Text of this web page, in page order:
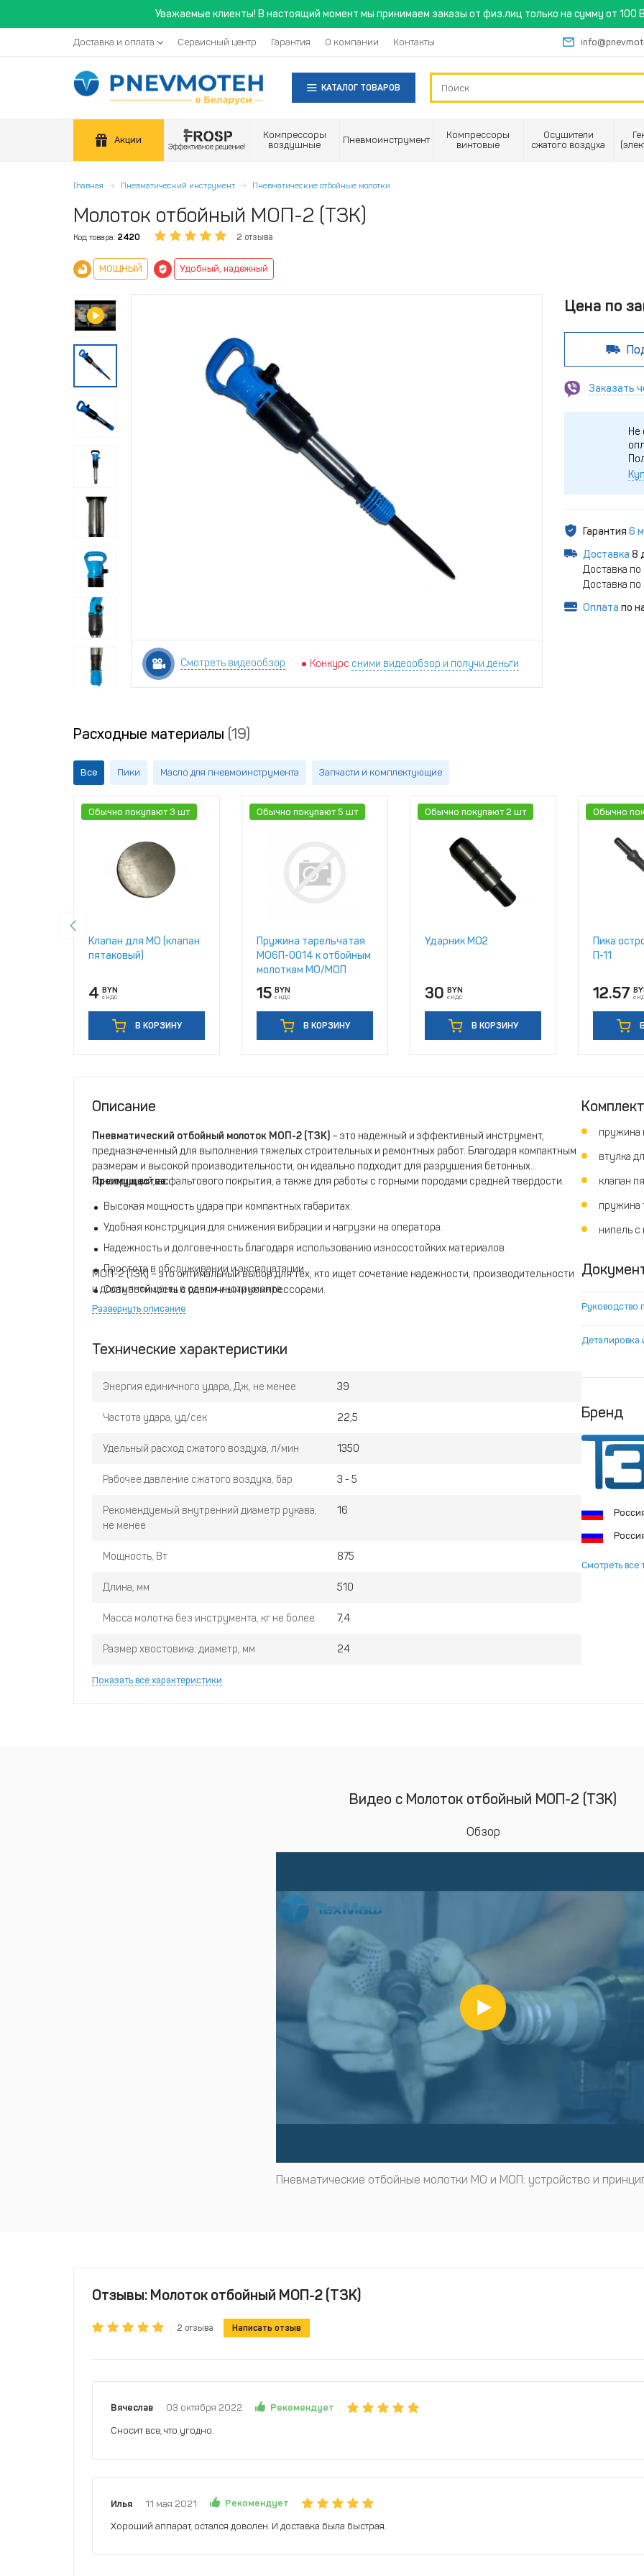
Уважаемые клиенты! В настоящий момент мы принимаем заказы от физ.лиц только на сумму от 100
Доставка и оплата Сервисный центр Гарантия О компании Контакты
КАТАЛОГ ТОВАРОВ
Акции
Компрессоры
воздушные
Пневмоинструмент
Компрессоры
винтовые
Осушители
сжатого воздуха
Главная Пневматический инструмент Пневматические отбойные молотки
Молоток отбойный МОП-2 (ТЗК)
Код товара: 2420 2 отзыва
МОЩНЫЙ Удобный, надежный
Смотреть видеообзор Конкурс сними видеообзор и получи деньги
Цена по
Заказать
Не
Гарантия 6
Доставка 8
Доставка
Доставка по
Оплата по
Расходные материалы (19)
Все Пики Масло для пневмоинструмента Запчасти и комплектующие
Обычно покупают 3 шт
Клапан для МО (клапан
пятаковый)
4 BYN
с НДС
В КОРЗИНУ
Обычно покупают 5 шт
Пружина тарельчатая
МО6П-0014 к отбойным
молоткам МО/МОП
15 BYN
с НДС
В КОРЗИНУ
Обычно покупают 2 шт
Ударник МО2
30 BYN
с НДС
В КОРЗИНУ
Обычно
Пика
П-11
12.57 с
Описание
Пневматический отбойный молоток МОП-2 (ТЗК) – это надежный и эффективный инструмент,
предназначенный для выполнения тяжелых строительных и ремонтных работ. Благодаря компактным
размерам и высокой производительности, он идеально подходит для разрушения бетонных
конструкций, асфальтового покрытия, а также для работы с горными породами средней твердости.
Преимущества:
Высокая мощность удара при компактных габаритах.
Удобная конструкция для снижения вибрации и нагрузки на оператора.
Надежность и долговечность благодаря использованию износостойких материалов.
Простота в обслуживании и эксплуатации.
Совместимость с различными компрессорами.
МОП-2 (ТЗК) – это оптимальный выбор для тех, кто ищет сочетание надежности, производительности
и доступной цены в одном инструменте.
Развернуть описание
Технические характеристики
Энергия единичного удара, Дж, не менее 39
Частота удара, уд/сек 22,5
Удельный расход сжатого воздуха, л/мин 1350
Рабочее давление сжатого воздуха, бар 3 - 5
Рекомендуемый внутренний диаметр рукава,
не менее
16
Мощность, Вт 875
Длина, мм 510
Масса молотка без инструмента, кг не более 7,4
Размер хвостовика: диаметр, мм 24
Показать все характеристики
пружина
втулка
клапан
пружина
нипель с
Руководство
Деталировка
Бренд
Смотреть все
Видео с Молоток отбойный МОП-2 (ТЗК)
Обзор
Пневматические отбойные молотки МО и МОП: устройство и
Отзывы: Молоток отбойный МОП-2 (ТЗК)
2 отзыва Написать отзыв
Вячеслав 03 октября 2022 Рекомендует
Сносит все, что угодно.
Илья 11 мая 2021 Рекомендует
Хороший аппарат, остался доволен. И доставка была быстрая.